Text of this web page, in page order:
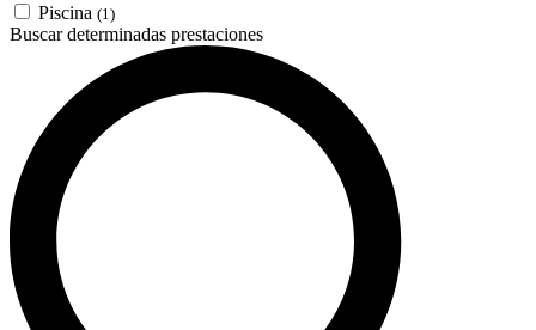
Piscina (1)
Buscar determinadas prestaciones